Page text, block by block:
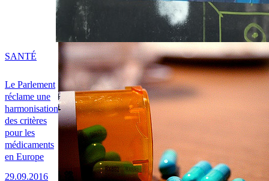
Le Parlement
réclame une
harmonisation
des critères
pour les
médicaments
en Europe
29.09.2016
SANTÉ